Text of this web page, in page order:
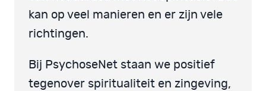
kan op veel manieren en er zijn vele
richtingen.
Bij PsychoseNet staan we positief
tegenover spiritualiteit en zingeving,